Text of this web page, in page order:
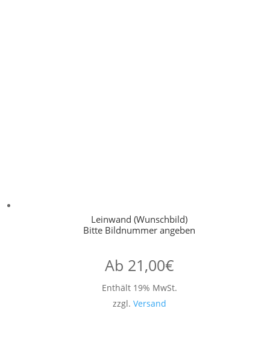
Leinwand (Wunschbild)
Bitte Bildnummer angeben
Ab 21,00€
Enthält 19% MwSt.
zzgl. Versand